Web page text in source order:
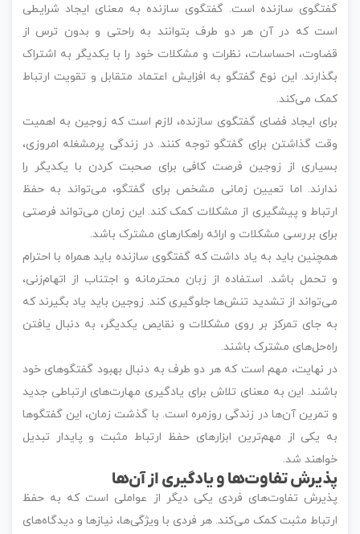
گفتگوی سازنده است. گفتگوی سازنده به معنای ایجاد شرایطی
است که در آن هر دو طرف بتوانند به راحتی و بدون ترس از
قضاوت، احساسات، نظرات و مشکلات خود را با یکدیگر به اشتراک
بگذارند. این نوع گفتگو به افزایش اعتماد متقابل و تقویت ارتباط
کمک می‌کند.
برای ایجاد فضای گفتگوی سازنده، لازم است که زوجین به اهمیت
وقت گذاشتن برای گفتگو توجه کنند. در زندگی پرمشغله امروزی،
بسیاری از زوجین فرصت کافی برای صحبت کردن با یکدیگر را
ندارند. اما تعیین زمانی مشخص برای گفتگو، می‌تواند به حفظ
ارتباط و پیشگیری از مشکلات کمک کند. این زمان می‌تواند فرصتی
برای بررسی مشکلات و ارائه راهکارهای مشترک باشد.
همچنین باید به یاد داشت که گفتگوی سازنده باید همراه با احترام
و تحمل باشد. استفاده از زبان محترمانه و اجتناب از اتهام‌زنی،
می‌تواند از تشدید تنش‌ها جلوگیری کند. زوجین باید یاد بگیرند که
به جای تمرکز بر روی مشکلات و نقایص یکدیگر، به دنبال یافتن
راه‌حل‌های مشترک باشند.
در نهایت، مهم است که هر دو طرف به دنبال بهبود گفتگوهای خود
باشند. این به معنای تلاش برای یادگیری مهارت‌های ارتباطی جدید
و تمرین آن‌ها در زندگی روزمره است. با گذشت زمان، این گفتگوها
به یکی از مهم‌ترین ابزارهای حفظ ارتباط مثبت و پایدار تبدیل
خواهند شد.
پذیرش تفاوت‌ها و یادگیری از آن‌ها
پذیرش تفاوت‌های فردی یکی دیگر از عواملی است که به حفظ
ارتباط مثبت کمک می‌کند. هر فردی با ویژگی‌ها، نیازها و دیدگاه‌های